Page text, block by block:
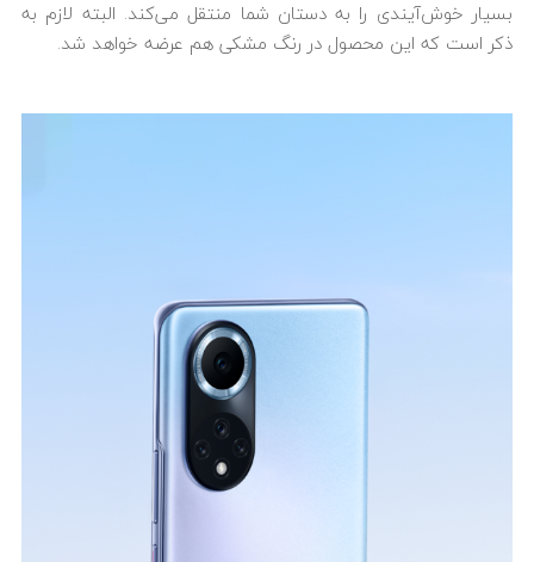
بسیار خوش‌آیندی را به دستان شما منتقل می‌کند. البته لازم به
ذکر است که این محصول در رنگ مشکی هم عرضه خواهد شد.